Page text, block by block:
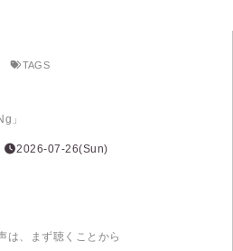
TAGS
」
2026-07-26(Sun)
は、まず聴くことから